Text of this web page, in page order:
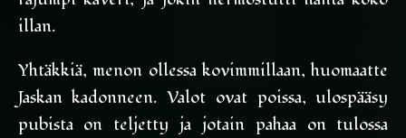
illan.
Yhtäkkiä, menon ollessa kovimmillaan, huomaatte
Jaskan kadonneen. Valot ovat poissa, ulospääsy
pubista on teljetty ja jotain pahaa on tulossa